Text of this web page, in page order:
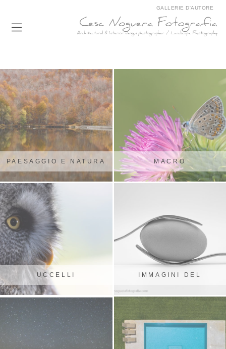
GALLERIE D'AUTORE
PAESAGGIO E NATURA MACRO
UCCELLI IMMAGINI DEL
PRODOTTO